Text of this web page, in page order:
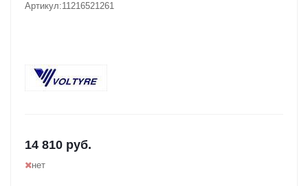
Артикул:11216521261
14 810 руб.
нет